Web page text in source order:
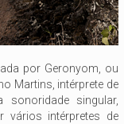
por Geronyom, ou
Martins, intérprete de
singular,
vários intérpretes de